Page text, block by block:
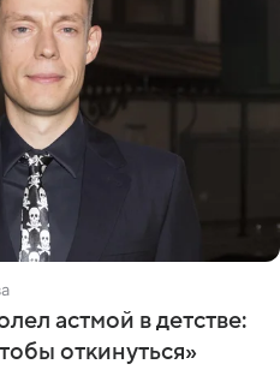
астмой в детстве:
откинуться»